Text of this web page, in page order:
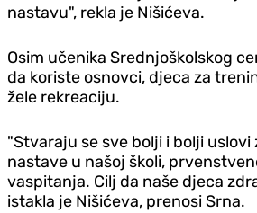
nastavu", rekla je Nišićeva.
Osim učenika Srednjoškolskog
da koriste osnovci, djeca za
žele rekreaciju.
"Stvaraju se sve bolji i bolji uslovi
nastave u našoj školi,
vaspitanja. Cilj da naše djeca
istakla je Nišićeva, prenosi Srna.